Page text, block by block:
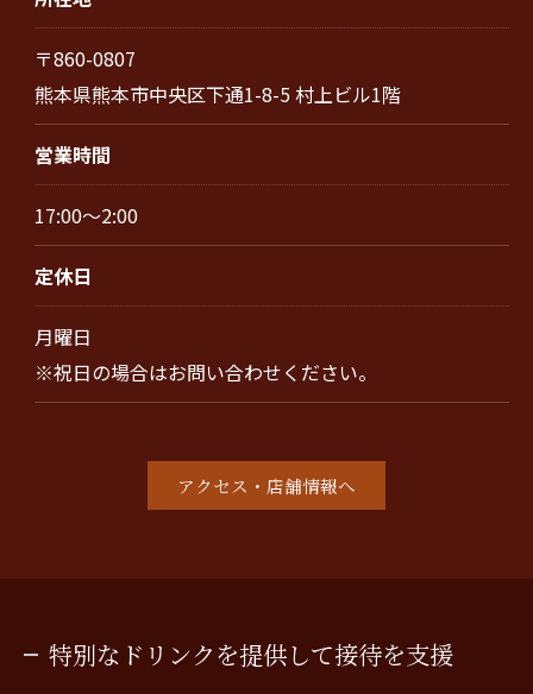
〒860-0807
熊本県熊本市中央区下通1-8-5 村上ビル1階
営業時間
17:00～2:00
定休日
月曜日
※祝日の場合はお問い合わせください。
アクセス・店舗情報へ
特別なドリンクを提供して接待を支援